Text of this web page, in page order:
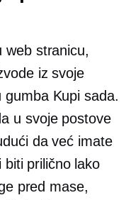
web stranicu,
iz svoje
Kupi sada.
u svoje postove
da već imate
biti prilično lako
pred mase,